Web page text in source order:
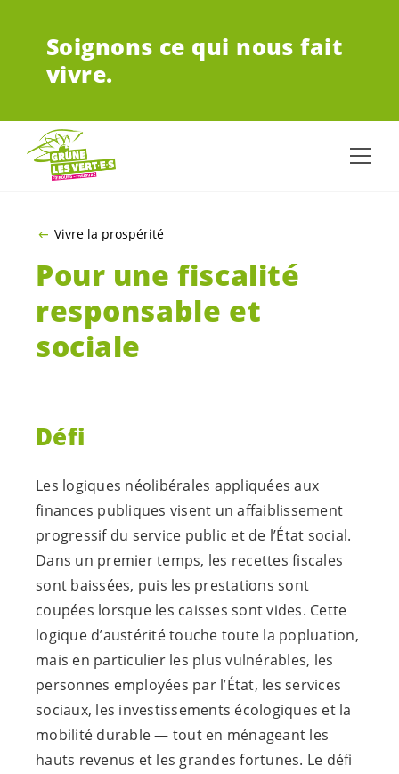
Soignons ce qui nous fait
vivre.
Vivre la prospérité
Pour une fiscalité
responsable et
sociale
Défi
Les logiques néolibérales appliquées aux
finances publiques visent un affaiblissement
progressif du service public et de l’État social.
Dans un premier temps, les recettes fiscales
sont baissées, puis les prestations sont
coupées lorsque les caisses sont vides. Cette
logique d’austérité touche toute la popluation,
mais en particulier les plus vulnérables, les
personnes employées par l’État, les services
sociaux, les investissements écologiques et la
mobilité durable — tout en ménageant les
hauts revenus et les grandes fortunes. Le défi